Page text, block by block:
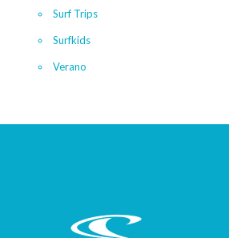
Surf Trips
Surfkids
Verano